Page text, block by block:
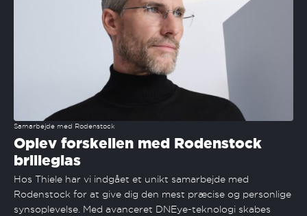
Samarbejde med Rodenstock
Oplev forskellen med Rodenstock
brilleglas
Hos Thiele har vi indgået et unikt samarbejde med
Rodenstock for at give dig den mest præcise og personlige
synsoplevelse. Med avanceret DNEye-teknologi skabes